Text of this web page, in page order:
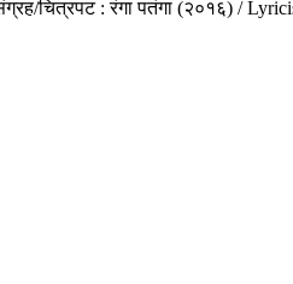
चित्रपट : रंगा पतंगा (२०१६) /